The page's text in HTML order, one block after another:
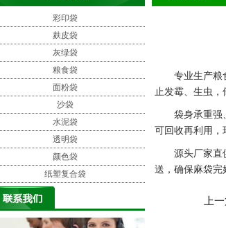
彩印袋
麸皮袋
灰绿袋
粮食袋
面粉袋
沙袋
水泥袋
透明袋
颜色袋
纸塑复合袋
专业生产粮
止发霉、生虫，
袋身承重强
可回收再利用，
源头厂家直
送，确保麻袋完
上